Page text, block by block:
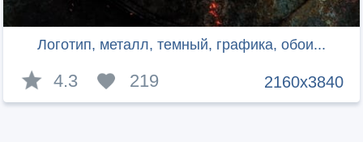
Логотип, металл, темный, графика, обои...
2160x3840
4.3 219